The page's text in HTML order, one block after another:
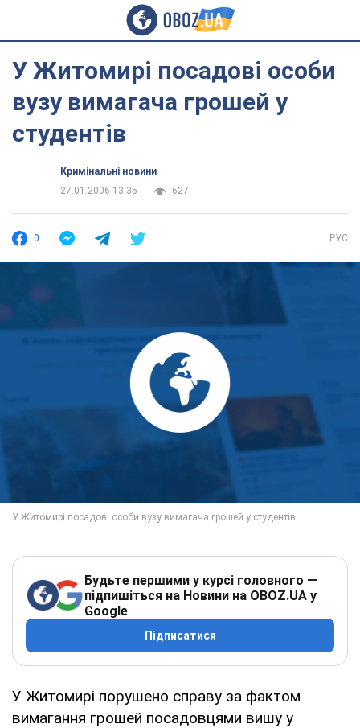
У Житомирі посадові особи
вузу вимагача грошей у
студентів
Кримінальні новини
27.01.2006 13:35
627
0 РУС
Будьте першими у курсі головного —
підпишіться на Новини на OBOZ.UA у
Google
Підписатися
У Житомирі порушено справу за фактом
вимагання грошей посадовцями вишу у